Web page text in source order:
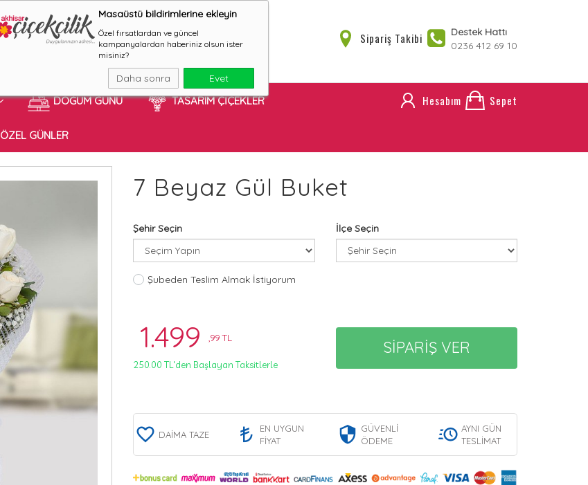
Masaüstü bildirimlerine ekleyin
Özel fırsatlardan ve güncel
kampanyalardan haberiniz olsun ister
misiniz?
Daha sonra Evet
Sipariş Takibi
Destek Hattı
0236 412 69 10
DOĞUM GÜNÜ TASARIM ÇİÇEKLER
ÖZEL GÜNLER
Hesabım Sepet
7 Beyaz Gül Buket
Şehir Seçin İlçe Seçin
Şubeden Teslim Almak İstiyorum
1.499 ,99 TL
250.00 TL'den Başlayan Taksitlerle
SİPARİŞ VER
DAİMA TAZE
EN UYGUN
FİYAT
GÜVENLİ
ÖDEME
AYNI GÜN
TESLİMAT